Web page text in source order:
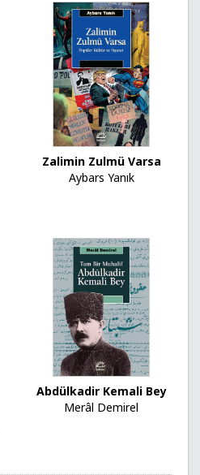
Zalimin Zulmü Varsa
Aybars Yanık
Abdülkadir Kemali Bey
Merâl Demirel